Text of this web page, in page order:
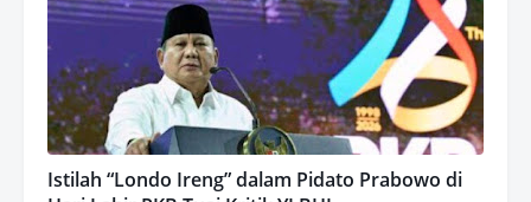
Istilah “Londo Ireng” dalam Pidato Prabowo di